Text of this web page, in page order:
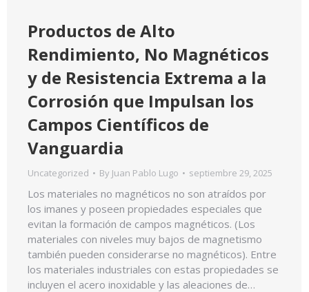
Productos de Alto
Rendimiento, No Magnéticos
y de Resistencia Extrema a la
Corrosión que Impulsan los
Campos Científicos de
Vanguardia
Uncategorized By Juan Pablo Lugo septiembre 29, 2025
Los materiales no magnéticos no son atraídos por
los imanes y poseen propiedades especiales que
evitan la formación de campos magnéticos. (Los
materiales con niveles muy bajos de magnetismo
también pueden considerarse no magnéticos). Entre
los materiales industriales con estas propiedades se
incluyen el acero inoxidable y las aleaciones de…